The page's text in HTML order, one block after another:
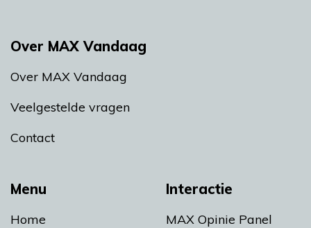
Menu
Home
Interactie
MAX Opinie Panel
Over MAX Vandaag
Over MAX Vandaag
Veelgestelde vragen
Contact